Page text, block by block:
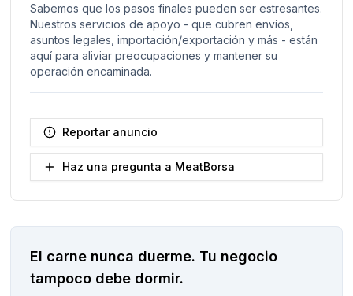
Sabemos que los pasos finales pueden ser estresantes.
Nuestros servicios de apoyo - que cubren envíos,
asuntos legales, importación/exportación y más - están
aquí para aliviar preocupaciones y mantener su
operación encaminada.
Reportar anuncio
Haz una pregunta a MeatBorsa
El carne nunca duerme. Tu negocio
tampoco debe dormir.